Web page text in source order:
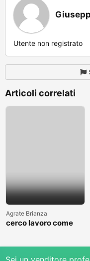
Utente non registrato
Articoli correlati
Agrate Brianza
cerco lavoro come